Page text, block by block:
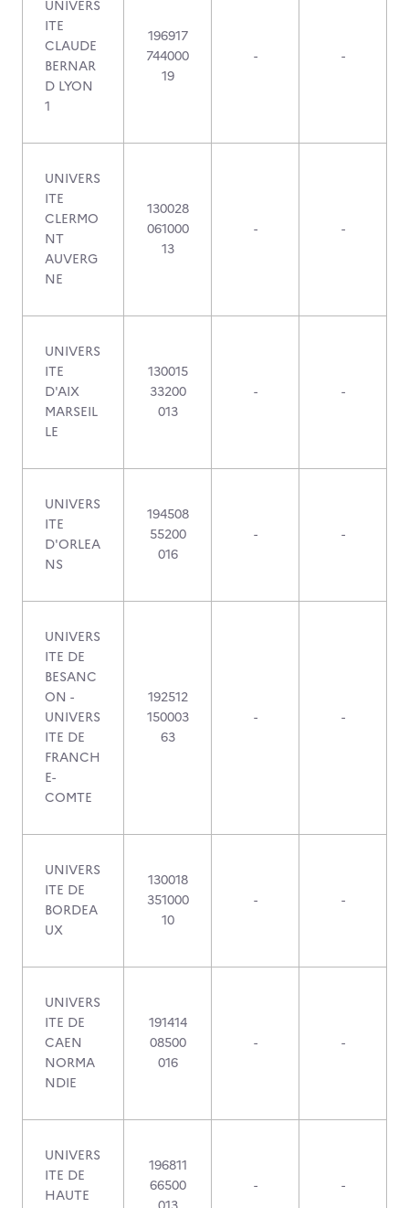
UNIVERS
ITE
CLAUDE
BERNAR
D LYON
1
196917
744000
19
- -
UNIVERS
ITE
CLERMO
NT
AUVERG
NE
130028
061000
13
- -
UNIVERS
ITE
D'AIX
MARSEIL
LE
130015
33200
013
- -
UNIVERS
ITE
D'ORLEA
NS
194508
55200
016
- -
UNIVERS
ITE DE
BESANC
ON -
UNIVERS
ITE DE
FRANCH
E-
COMTE
192512
150003
63
- -
UNIVERS
ITE DE
BORDEA
UX
130018
351000
10
- -
UNIVERS
ITE DE
CAEN
NORMA
NDIE
191414
08500
016
- -
UNIVERS
ITE DE
HAUTE
196811
66500
- -